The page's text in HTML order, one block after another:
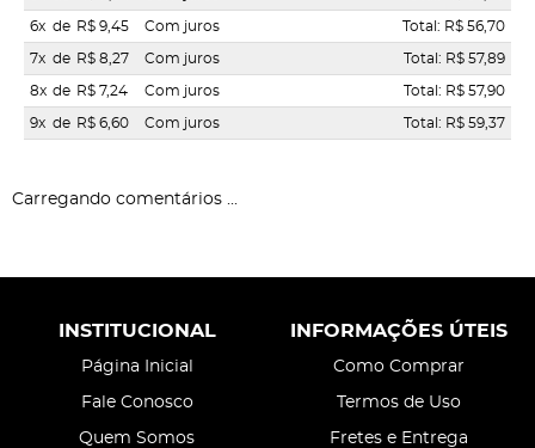
6x de R$ 9,45 Com juros Total: R$ 56,70
7x de R$ 8,27 Com juros Total: R$ 57,89
8x de R$ 7,24 Com juros Total: R$ 57,90
9x de R$ 6,60 Com juros Total: R$ 59,37
Carregando comentários ...
INSTITUCIONAL
Página Inicial
Fale Conosco
Quem Somos
INFORMAÇÕES ÚTEIS
Como Comprar
Termos de Uso
Fretes e Entrega